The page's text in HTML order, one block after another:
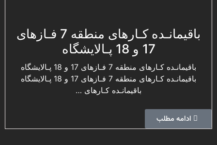
باقیمانـده کـارهای منطقه 7 فـازهای
باقیمانـده کـارهای منطقه 7 فـازهای 17 و 18 پـالایشگاه
باقیمانـده کـارهای منطقه 7 فـازهای 17 و 18 پـالایشگاه
باقیمانـده کـارهای …
مطلب